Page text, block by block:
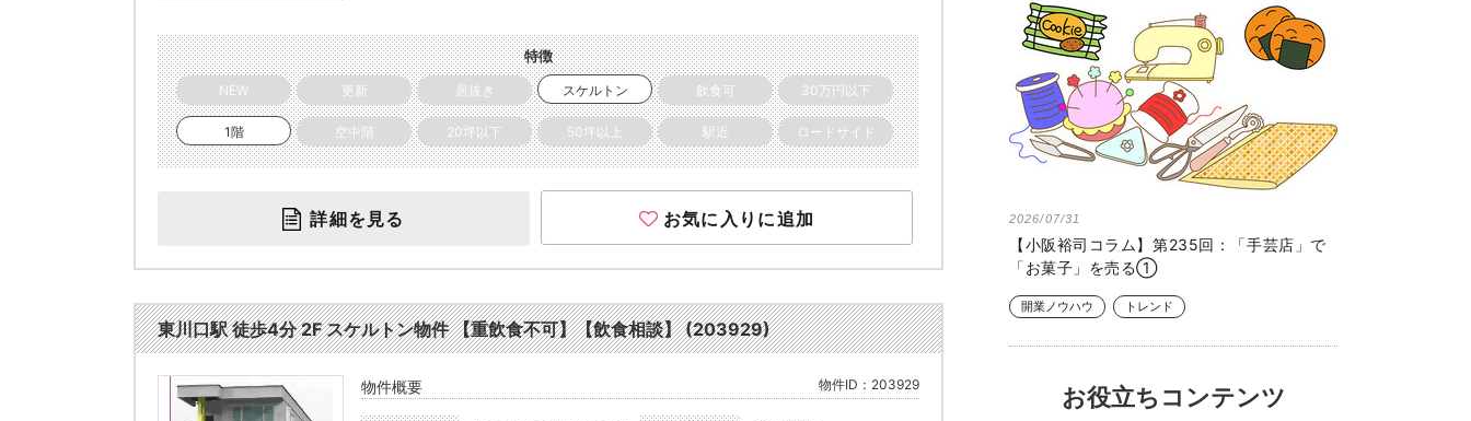
特徴
NEW 更新 居抜き スケルトン 飲食可 30万円以下
1階 空中階 20坪以下 50坪以上 駅近 ロードサイド
詳細を見る お気に入りに追加
東川口駅 徒歩4分 2F スケルトン物件 【重飲食不可】【飲食相談】 (203929)
物件概要 物件ID：203929
2026/07/31
【小阪裕司コラム】第235回：「手芸店」で
「お菓子」を売る①
開業ノウハウ トレンド
お役立ちコンテンツ